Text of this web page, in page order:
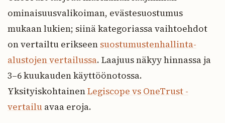
ominaisuusvalikoiman, evästesuostumus
mukaan lukien; siinä kategoriassa vaihtoehdot
on vertailtu erikseen suostumustenhallinta-
alustojen vertailussa. Laajuus näkyy hinnassa ja
3–6 kuukauden käyttöönotossa.
YksityiskohtainenLegiscope vs OneTrust -
vertailu avaa eroja.